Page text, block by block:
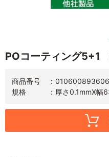
POコーティング5+1
商品番号
規格
厚さ0.1mmX幅